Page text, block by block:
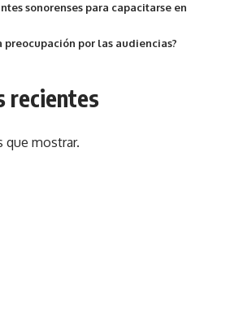
sonorenses para capacitarse en
por las audiencias?
recientes
que mostrar.